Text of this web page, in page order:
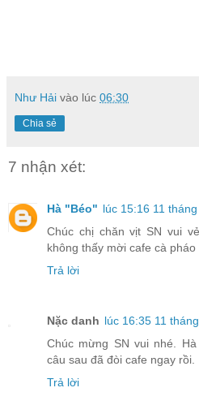
Như Hải vào lúc 06:30
Chia sẻ
7 nhận xét:
Hà "Béo" lúc 15:16 11
Chúc chị chăn vịt SN vui
không thấy mời cafe cà pháo
Trả lời
Nặc danh lúc 16:35 11
Chúc mừng SN vui nhé.
câu sau đã đòi cafe ngay rồi.
Trả lời